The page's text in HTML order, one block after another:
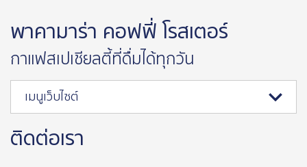
พาคามาร่า คอฟฟี่ โรสเตอร์
กาแฟสเปเชียลตี้ที่ดื่มได้ทุกวัน
เมนูเว็บไซต์
ติดต่อเรา